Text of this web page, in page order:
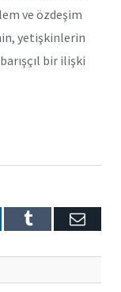
ve özdeşim
yetişkinlerin
bir ilişki
Tumblr E-